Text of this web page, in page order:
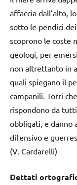
affaccia dall’alto,
sotto le pendici
scoprono le coste
geologi, per
non altrettanto in
quali spiegano il
campanili. Torri
rispondono da
obbligati, e danno
difensivo e
(V. Cardarelli)
Dettati